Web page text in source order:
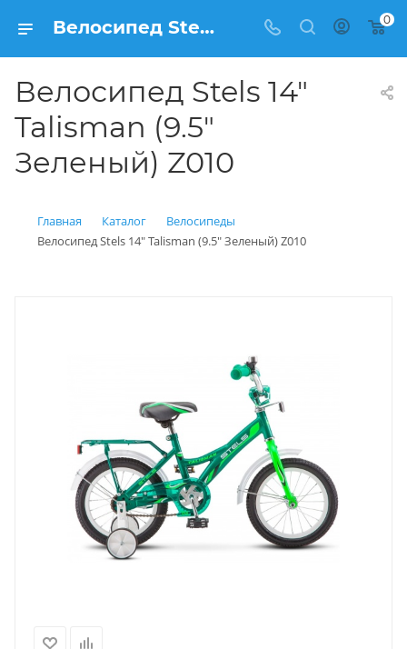
Велосипед Stels 14" Talisman (9.5" Зеленый) Z010 купить: цена 6 900 рублей в Балашихе | Интернет магазин Вело150 0
Велосипед Stels 14"
Talisman (9.5"
Зеленый) Z010
Главная Каталог
Велосипеды
Велосипед Stels 14" Talisman (9.5" Зеленый) Z010